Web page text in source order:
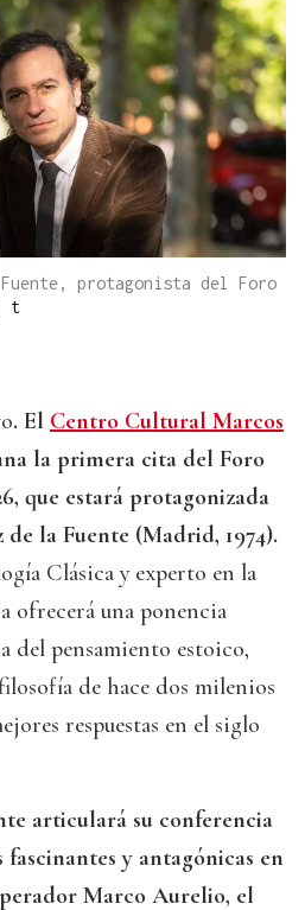
protagonista del Foro
t
. El Centro Cultural Marcos
la primera cita del Foro
que estará protagonizada
la Fuente (Madrid, 1974).
Clásica y experto en la
ofrecerá una ponencia
del pensamiento estoico,
de hace dos milenios
respuestas en el siglo
articulará su conferencia
y antagónicas en
Marco Aurelio, el